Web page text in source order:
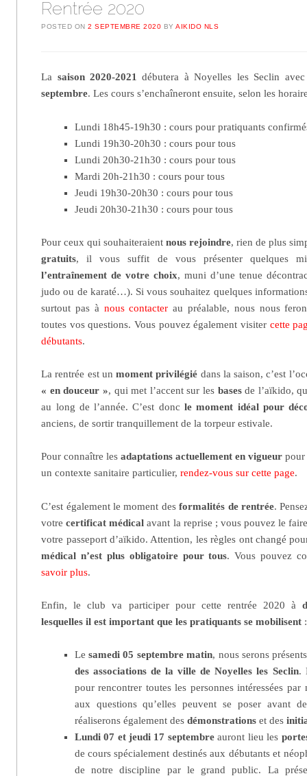
Rentrée 2020
POSTED ON2 SEPTEMBRE 2020 BYAIKIDO NLS
La saison 2020-2021 débutera à Noyelles les Seclin
septembre. Les cours s’enchaîneront ensuite, selon les
Lundi 18h45-19h30 : cours pour pratiquants
Lundi 19h30-20h30 : cours pour tous
Lundi 20h30-21h30 : cours pour tous
Mardi 20h-21h30 : cours pour tous
Jeudi 19h30-20h30 : cours pour tous
Jeudi 20h30-21h30 : cours pour tous
Pour ceux qui souhaiteraientnous rejoindre, rien de plus
gratuits, il vous suffit de vous présenter quelques
l’entraînement de votre choix, muni d’une tenue
judo ou de karaté…). Si vous souhaitez quelques
surtout pas à nous contacter au préalable, nous nous
toutes vos questions. Vous pouvez également visiter cette
débutants.
La rentrée est unmoment privilégié dans la saison, c’est
« en douceur », qui met l’accent sur les basesde l’aïkido,
au long de l’année. C’est donc le moment idéal pour
anciens, de sortir tranquillement de la torpeur estivale.
Pour connaître les adaptations actuellement en vigueur pour
un contexte sanitaire particulier,rendez-vous sur cette page.
C’est également le moment desformalités de rentrée.
votrecertificat médical avant la reprise ; vous pouvez le
votre passeport d’aïkido. Attention, les règles ont changé
médical n’est plus obligatoire pour tous. Vous pouvez
savoir plus.
Enfin, le club va participer pour cette rentrée 2020 à
lesquelles il est important que les pratiquants se mobilisent :
Le samedi 05 septembre matin, nous serons
des associations de la ville de Noyelles les Seclin.
pour rencontrer toutes les personnes intéressées
aux questions qu’elles peuvent se poser avant
réaliserons également des démonstrationset des
Lundi 07 et jeudi 17 septembreauront lieu les
de cours spécialement destinés aux débutants et
de notre discipline par le grand public. La